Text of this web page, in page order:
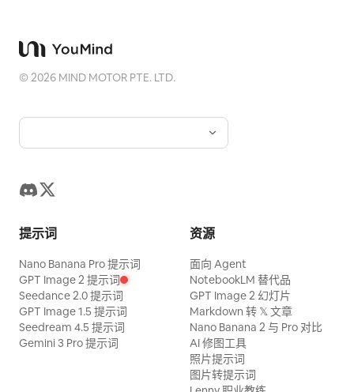
©2026 MIND MOTOR PTE. LTD.
提示词
Nano Banana Pro 提示词
GPT Image 2 提示词
Seedance 2.0 提示词
GPT Image 1.5 提示词
Seedream 4.5 提示词
Gemini 3 Pro 提示词
资源
面向 Agent
NotebookLM 替代品
GPT Image 2 幻灯片
Markdown 转 𝕏 文章
Nano Banana 2 与 Pro 对比
AI 修图工具
照片提示词
图片转提示词